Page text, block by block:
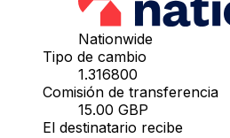
Nationwide
Tipo de cambio
1.316800
Comisión de transferencia
15.00 GBP
El destinatario recibe